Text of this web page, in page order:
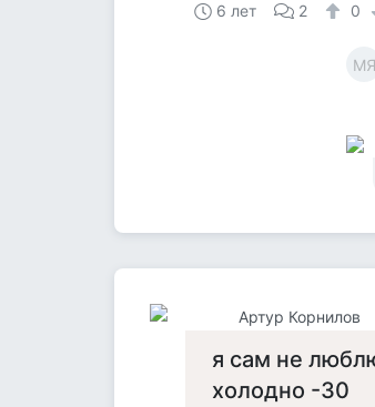
6 лет 2 0
МЯ
Артур Корнилов
я сам не
холодно -30